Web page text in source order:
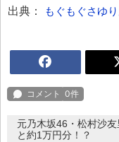
出典： もぐもぐさゆ
元乃木坂46・松村沙
と約1万円分！？